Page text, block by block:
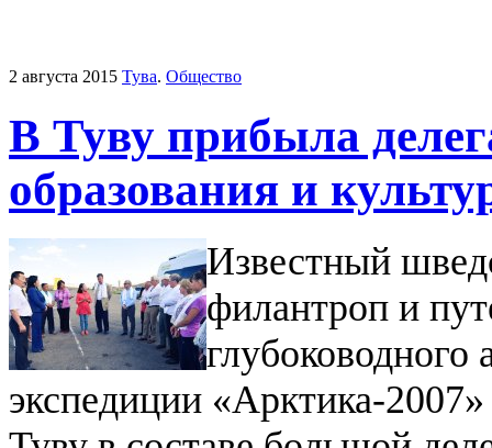
2 августа 2015 Тува. Общество
В Туву прибыла
образования и
Известный
филантроп и
экспедиции «Арктика-